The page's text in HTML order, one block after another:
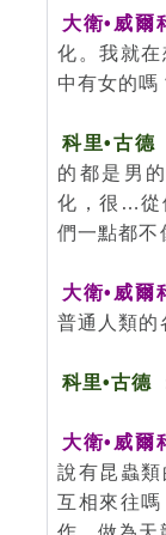
大衛•威爾
化。我就
中有女的嗎
科里•古德
的都是男
化，很…從
們一點都不
大衛•威爾
普通人類的
科里•古德
大衛•威爾
說有昆蟲
互相來往